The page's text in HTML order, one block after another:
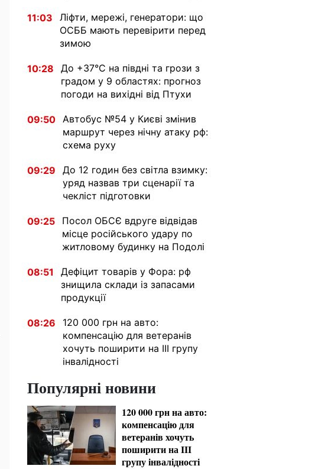
11:03
Ліфти, мережі, генератори: що
ОСББ мають перевірити перед
зимою
10:28
До +37°C на півдні та грози з
градом у 9 областях: прогноз
погоди на вихідні від Птухи
09:50 Автобус №54 у Києві змінив
маршрут через нічну атаку рф:
схема руху
09:29
До 12 годин без світла взимку:
уряд назвав три сценарії та
чекліст підготовки
09:25
Посол ОБСЄ вдруге відвідав
місце російського удару по
житловому будинку на Подолі
08:51
Дефіцит товарів у Фора: рф
знищила склади із запасами
продукції
08:26
120 000 грн на авто:
компенсацію для ветеранів
хочуть поширити на III групу
інвалідності
Популярні новини
120 000 грн на авто:
компенсацію для
ветеранів хочуть
поширити на III
групу інвалідності